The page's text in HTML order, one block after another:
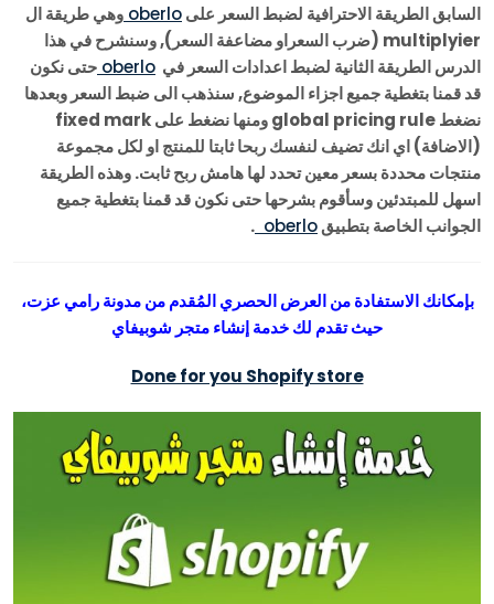
السابق الطريقة الاحترافية لضبط السعر علىoberlo وهي طريقة ال
multiplyier (ضرب السعراو مضاعفة السعر), وسنشرح في هذا
الدرس الطريقة الثانية لضبط اعدادات السعر في oberlo حتى نكون
قد قمنا بتغطية جميع اجزاء الموضوع, سنذهب الى ضبط السعر وبعدها
نضغط global pricing rule ومنها نضغط على fixed mark
(الاضافة) اي انك تضيف لنفسك ربحا ثابتا للمنتج او لكل مجموعة
منتجات محددة بسعر معين تحدد لها هامش ربح ثابت. وهذه الطريقة
اسهل للمبتدئين وسأقوم بشرحها حتى نكون قد قمنا بتغطية جميع
الجوانب الخاصة بتطبيقoberlo
.
بإمكانك الاستفادة من العرض الحصري المُقدم من مدونة رامي عزت،
حيث تقدم لك خدمة إنشاء متجر شوبيفاي
Done for you Shopify store